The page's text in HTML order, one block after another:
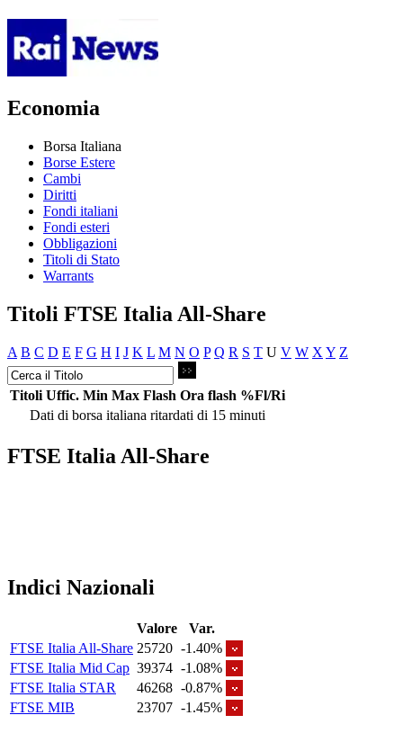
Economia
Borsa Italiana
Borse Estere
Cambi
Diritti
Fondi italiani
Fondi esteri
Obbligazioni
Titoli di Stato
Warrants
Titoli FTSE Italia All-Share
A B C D E F G H I J K L M N O P Q R S T U V W X Y Z
Titoli Uffic. Min Max Flash Ora flash %Fl/Ri
Dati di borsa italiana ritardati di 15 minuti
FTSE Italia All-Share
Indici Nazionali
Valore
Var.
FTSE Italia All-Share 25720 -1.40%
FTSE Italia Mid Cap 39374 -1.08%
FTSE Italia STAR
46268 -0.87%
FTSE MIB
23707 -1.45%